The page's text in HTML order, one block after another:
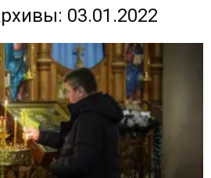
собор
03.01.2022